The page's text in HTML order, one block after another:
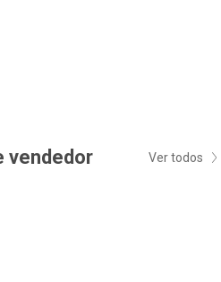
vendedor Ver todos